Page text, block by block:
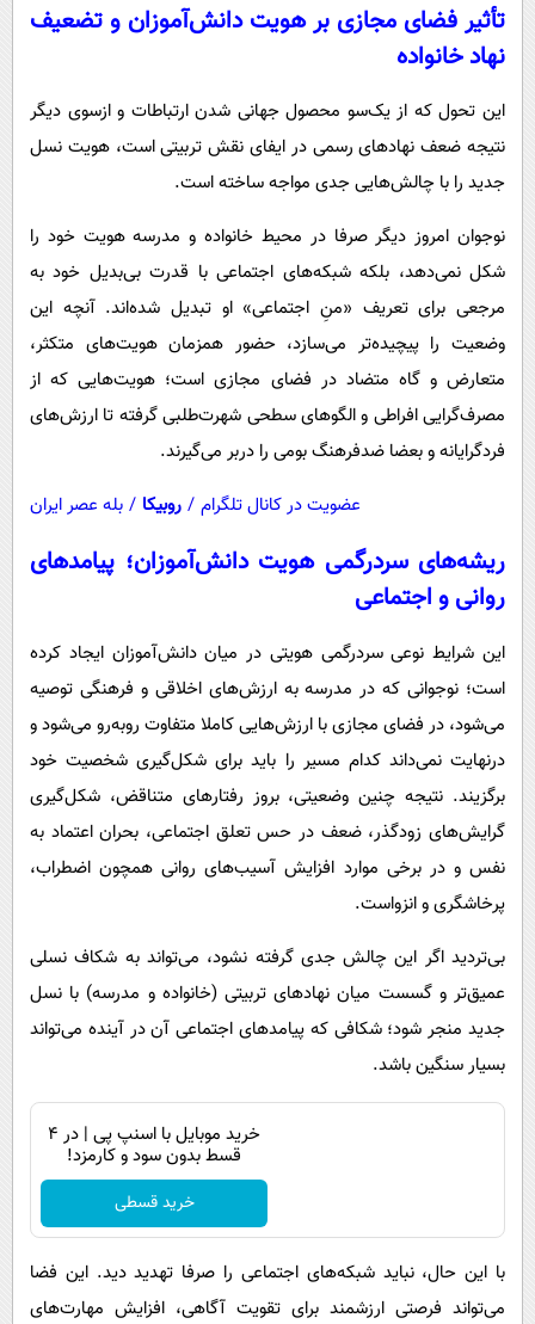
بین الملل
سیاست خارجی
تأثیر فضای مجازی بر هویت دانش‌آموزان و تضعیف
نهاد خانواده
این تحول که از یک‌سو محصول جهانی شدن ارتباطات و ازسوی دیگر
نتیجه ضعف نهادهای رسمی در ایفای نقش تربیتی است، هویت نسل
جدید را با چالش‌هایی جدی مواجه ساخته است.
نوجوان امروز دیگر صرفا در محیط خانواده و مدرسه هویت خود را
شکل نمی‌دهد، بلکه شبکه‌های اجتماعی با قدرت بی‌بدیل خود به
مرجعی برای تعریف «منِ اجتماعی» او تبدیل شده‌اند. آنچه این
وضعیت را پیچیده‌تر می‌سازد، حضور همزمان هویت‌های متکثر،
متعارض و گاه متضاد در فضای مجازی است؛ هویت‌هایی که از
مصرف‌گرایی افراطی و الگوهای سطحی شهرت‌طلبی گرفته تا ارزش‌های
فردگرایانه و بعضا ضدفرهنگ بومی را دربر می‌گیرند.
عضویت در کانال تلگرام / روبیکا / بله عصر ایران
ریشه‌های سردرگمی هویت دانش‌آموزان؛ پیامدهای
روانی و اجتماعی
این شرایط نوعی سردرگمی هویتی در میان دانش‌آموزان ایجاد کرده
است؛ نوجوانی که در مدرسه به ارزش‌های اخلاقی و فرهنگی توصیه
می‌شود، در فضای مجازی با ارزش‌هایی کاملا متفاوت روبه‌رو می‌شود و
درنهایت نمی‌داند کدام مسیر را باید برای شکل‌گیری شخصیت خود
برگزیند. نتیجه چنین وضعیتی، بروز رفتارهای متناقض، شکل‌گیری
گرایش‌های زودگذر، ضعف در حس تعلق اجتماعی، بحران اعتماد به
نفس و در برخی موارد افزایش آسیب‌های روانی همچون اضطراب،
پرخاشگری و انزواست.
بی‌تردید اگر این چالش جدی گرفته نشود، می‌تواند به شکاف نسلی
عمیق‌تر و گسست میان نهادهای تربیتی (خانواده و مدرسه) با نسل
جدید منجر شود؛ شکافی که پیامدهای اجتماعی آن در آینده می‌تواند
بسیار سنگین باشد.
خرید موبایل با اسنپ پی | در ۴
قسط بدون سود و کارمزد!
خرید قسطی
با این حال، نباید شبکه‌های اجتماعی را صرفا تهدید دید. این فضا
می‌تواند فرصتی ارزشمند برای تقویت آگاهی، افزایش مهارت‌های